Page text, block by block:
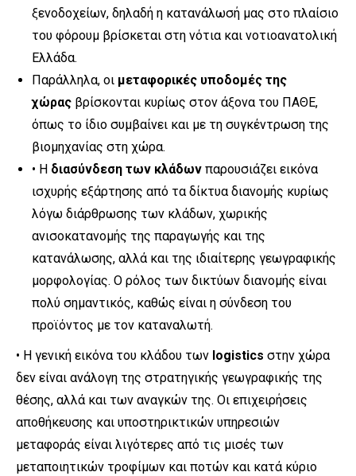
ξενοδοχείων, δηλαδή η κατανάλωσή μας στο πλαίσιο
του φόρουμ βρίσκεται στη νότια και νοτιοανατολική
Ελλάδα.
Παράλληλα, οι μεταφορικές υποδομές της
χώρας βρίσκονται κυρίως στον άξονα του ΠΑΘΕ,
όπως το ίδιο συμβαίνει και με τη συγκέντρωση της
βιομηχανίας στη χώρα.
• Η διασύνδεση των κλάδων παρουσιάζει εικόνα
ισχυρής εξάρτησης από τα δίκτυα διανομής κυρίως
λόγω διάρθρωσης των κλάδων, χωρικής
ανισοκατανομής της παραγωγής και της
κατανάλωσης, αλλά και της ιδιαίτερης γεωγραφικής
μορφολογίας. Ο ρόλος των δικτύων διανομής είναι
πολύ σημαντικός, καθώς είναι η σύνδεση του
προϊόντος με τον καταναλωτή.
• Η γενική εικόνα του κλάδου των logistics στην χώρα
δεν είναι ανάλογη της στρατηγικής γεωγραφικής της
θέσης, αλλά και των αναγκών της. Οι επιχειρήσεις
αποθήκευσης και υποστηρικτικών υπηρεσιών
μεταφοράς είναι λιγότερες από τις μισές των
μεταποιητικών τροφίμων και ποτών και κατά κύριο